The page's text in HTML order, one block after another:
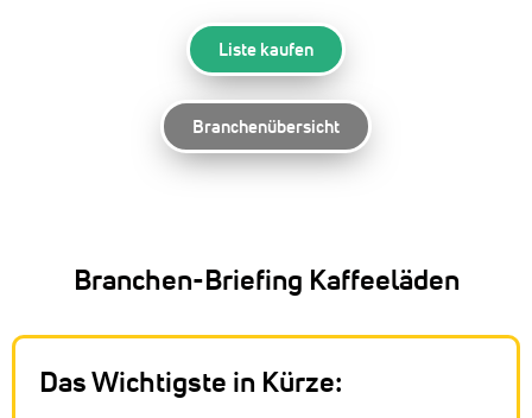
Liste kaufen
Branchenübersicht
Branchen-Briefing Kaffeeläden
Das Wichtigste in Kürze: